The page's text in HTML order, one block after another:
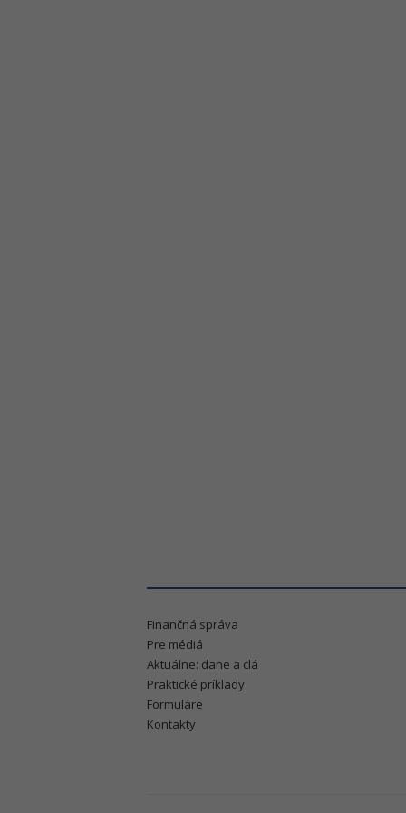
Finančná správa
Pre médiá
Aktuálne: dane a clá
Praktické príklady
Formuláre
Kontakty